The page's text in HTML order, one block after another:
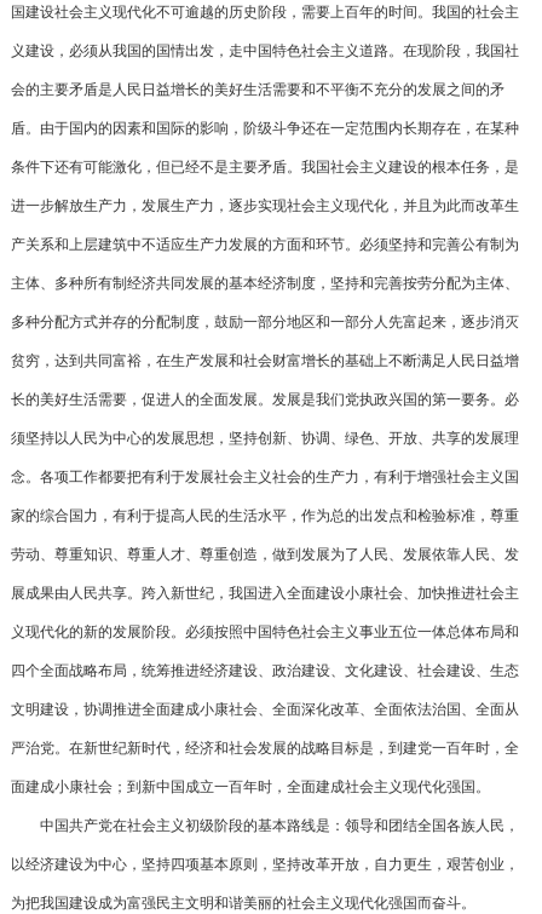
国建设社会主义现代化不可逾越的历史阶段，需要上百年的时间。我国的社会主
义建设，必须从我国的国情出发，走中国特色社会主义道路。在现阶段，我国社
会的主要矛盾是人民日益增长的美好生活需要和不平衡不充分的发展之间的矛
盾。由于国内的因素和国际的影响，阶级斗争还在一定范围内长期存在，在某种
条件下还有可能激化，但已经不是主要矛盾。我国社会主义建设的根本任务，是
进一步解放生产力，发展生产力，逐步实现社会主义现代化，并且为此而改革生
产关系和上层建筑中不适应生产力发展的方面和环节。必须坚持和完善公有制为
主体、多种所有制经济共同发展的基本经济制度，坚持和完善按劳分配为主体、
多种分配方式并存的分配制度，鼓励一部分地区和一部分人先富起来，逐步消灭
贫穷，达到共同富裕，在生产发展和社会财富增长的基础上不断满足人民日益增
长的美好生活需要，促进人的全面发展。发展是我们党执政兴国的第一要务。必
须坚持以人民为中心的发展思想，坚持创新、协调、绿色、开放、共享的发展理
念。各项工作都要把有利于发展社会主义社会的生产力，有利于增强社会主义国
家的综合国力，有利于提高人民的生活水平，作为总的出发点和检验标准，尊重
劳动、尊重知识、尊重人才、尊重创造，做到发展为了人民、发展依靠人民、发
展成果由人民共享。跨入新世纪，我国进入全面建设小康社会、加快推进社会主
义现代化的新的发展阶段。必须按照中国特色社会主义事业五位一体总体布局和
四个全面战略布局，统筹推进经济建设、政治建设、文化建设、社会建设、生态
文明建设，协调推进全面建成小康社会、全面深化改革、全面依法治国、全面从
严治党。在新世纪新时代，经济和社会发展的战略目标是，到建党一百年时，全
面建成小康社会；到新中国成立一百年时，全面建成社会主义现代化强国。
中国共产党在社会主义初级阶段的基本路线是：领导和团结全国各族人民，
以经济建设为中心，坚持四项基本原则，坚持改革开放，自力更生，艰苦创业，
为把我国建设成为富强民主文明和谐美丽的社会主义现代化强国而奋斗。